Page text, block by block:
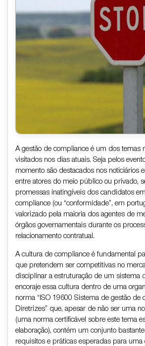
A gestão de compliance é um dos temas
visitados nos dias atuais. Seja pelos
momento são destacados nos noticiários
entre atores do meio público ou privado,
promessas inatingíveis dos candidatos
compliance (ou “conformidade”, em
valorizado pela maioria dos agentes de
órgãos governamentais durante os
relacionamento contratual.
A cultura de compliance é fundamental
que pretendem ser competitivas no
disciplinar a estruturação de um sistema
encoraje essa cultura dentro de uma
norma “ISO 19600 Sistema de gestão de
Diretrizes” que, apesar de não ser uma
(uma norma certificável sobre este tema
elaboração), contém um conjunto
requisitos e práticas esperadas para uma